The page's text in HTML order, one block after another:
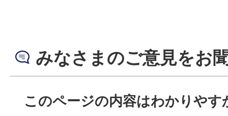
みなさまのご意見をお
このページの内容はわかりやす